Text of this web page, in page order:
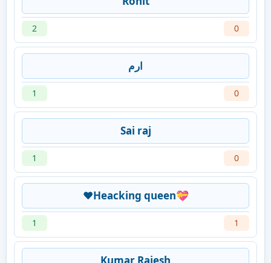
2 0
ارم
1 0
Sai raj
1 0
♥️Heacking queen💝
1 1